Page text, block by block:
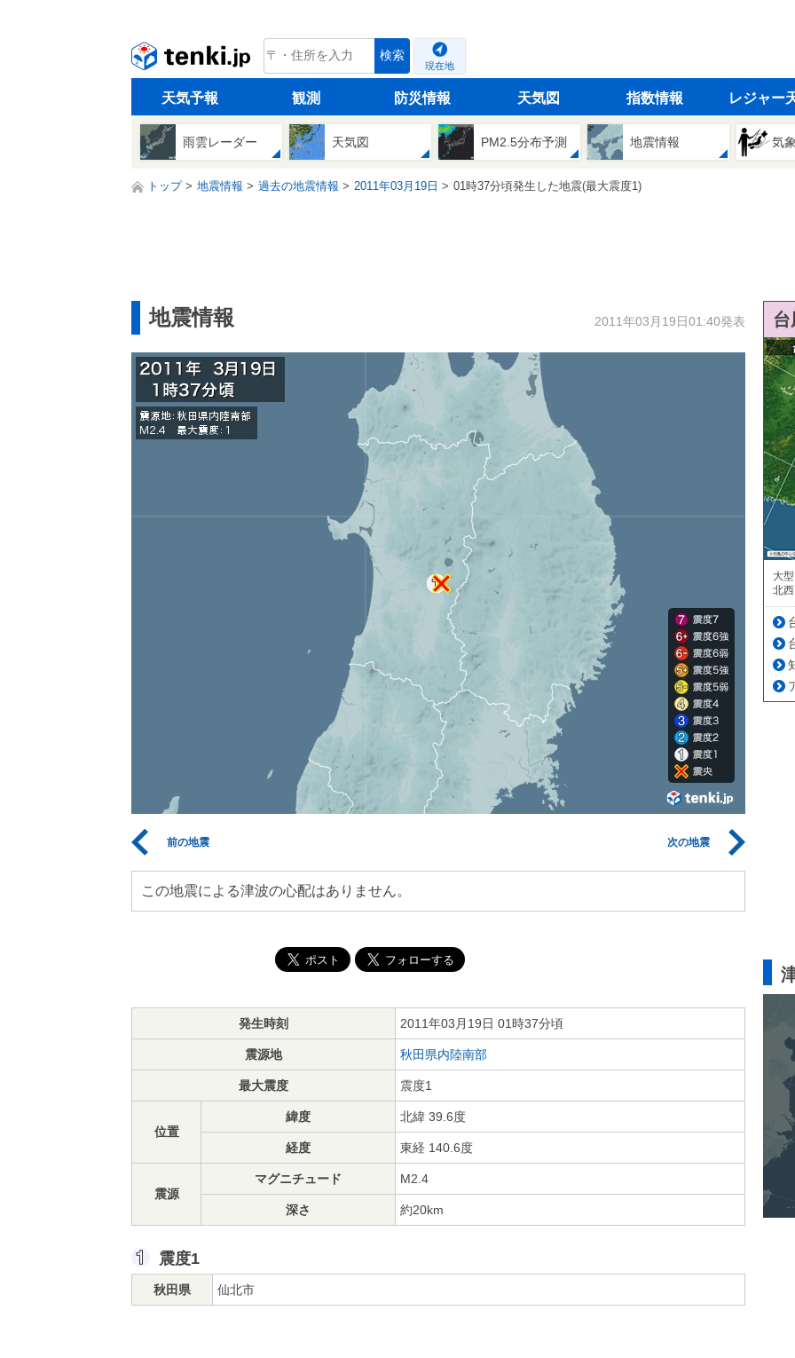
tenki.jp 検索
現在地
天気予報 観測 防災情報 天気図 指数情報 レジャー
雨雲レーダー 天気図 PM2.5分布予測 地震情報 気
トップ 地震情報 過去の地震情報 2011年03月19日 01時37分頃発生した地震(最大震度1)
地震情報 2011年03月19日01:40発表
前の地震 次の地震
この地震による津波の心配はありません。
発生時刻 2011年03月19日 01時37分頃
震源地 秋田県内陸南部
最大震度 震度1
位置
緯度 北緯 39.6度
経度 東経 140.6度
震源
マグニチュード M2.4
深さ 約20km
震度1
秋田県 仙北市
大
北